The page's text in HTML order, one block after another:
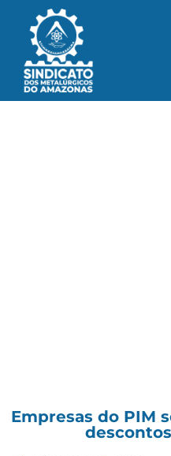
Empresas do PIM